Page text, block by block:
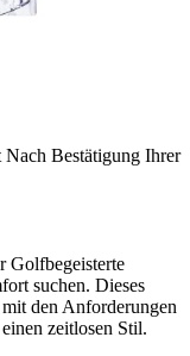
Nach Bestätigung Ihrer
Golfbegeisterte
suchen. Dieses
den Anforderungen
zeitlosen Stil.